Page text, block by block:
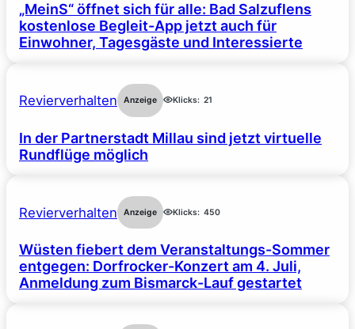
„MeinS“ öffnet sich für alle: Bad Salzuflens
kostenlose Begleit-App jetzt auch für
Einwohner, Tagesgäste und Interessierte
Revierverhalten Anzeige Klicks: 21
In der Partnerstadt Millau sind jetzt virtuelle
Rundflüge möglich
Revierverhalten Anzeige Klicks: 450
Wüsten fiebert dem Veranstaltungs-Sommer
entgegen: Dorfrocker-Konzert am 4. Juli,
Anmeldung zum Bismarck-Lauf gestartet